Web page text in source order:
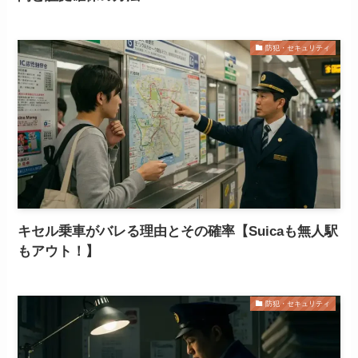
防犯・セキュリティ
キセル乗車がバレる理由とその確率【Suicaも無人駅
もアウト！】
防犯・セキュリティ